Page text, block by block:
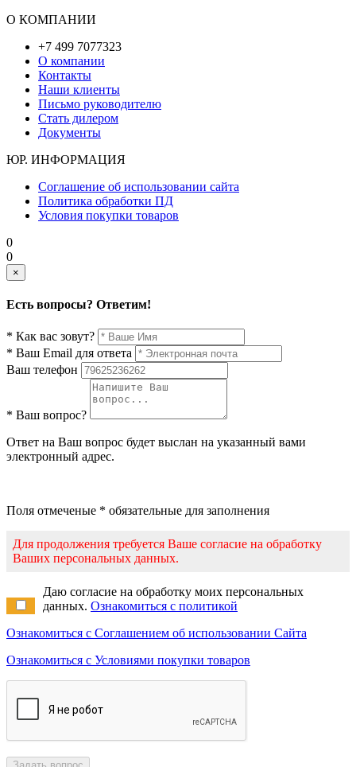
О КОМПАНИИ
+7 499 7077323
О компании
Контакты
Наши клиенты
Письмо руководителю
Стать дилером
Документы
ЮР. ИНФОРМАЦИЯ
Соглашение об использовании сайта
Политика обработки ПД
Условия покупки товаров
0
0
×
Есть вопросы? Ответим!
* Как вас зовут?
* Ваш Email для ответа
Ваш телефон
* Ваш вопрос?
Ответ на Ваш вопрос будет выслан на указанный вами
электронный адрес.
Поля отмеченые * обязательные для заполнения
Для продолжения требуется Ваше согласие на обработку
Ваших персональных данных.
Даю согласие на обработку моих персональных
данных. Ознакомиться с политикой
Ознакомиться с Соглашением об использовании Сайта
Ознакомиться с Условиями покупки товаров